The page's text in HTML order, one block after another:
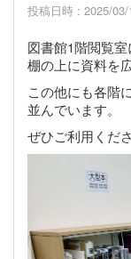
投稿日時 : 2025/03/
図書館1階閲覧室
棚の上に資料を
この他にも各階
並んでいます。
ぜひご利用くださ